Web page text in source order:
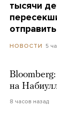
тысячи
НОВОСТИ 5
на
8 часов назад